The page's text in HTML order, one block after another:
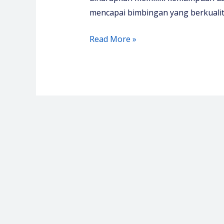
mencapai bimbingan yang
Pelatihan
Read More »